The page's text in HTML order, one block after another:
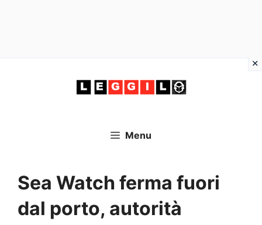
Menu
Sea Watch ferma fuori
dal porto, autorità